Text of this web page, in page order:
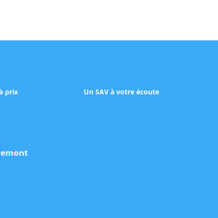
prix
Un SAV à votre écoute